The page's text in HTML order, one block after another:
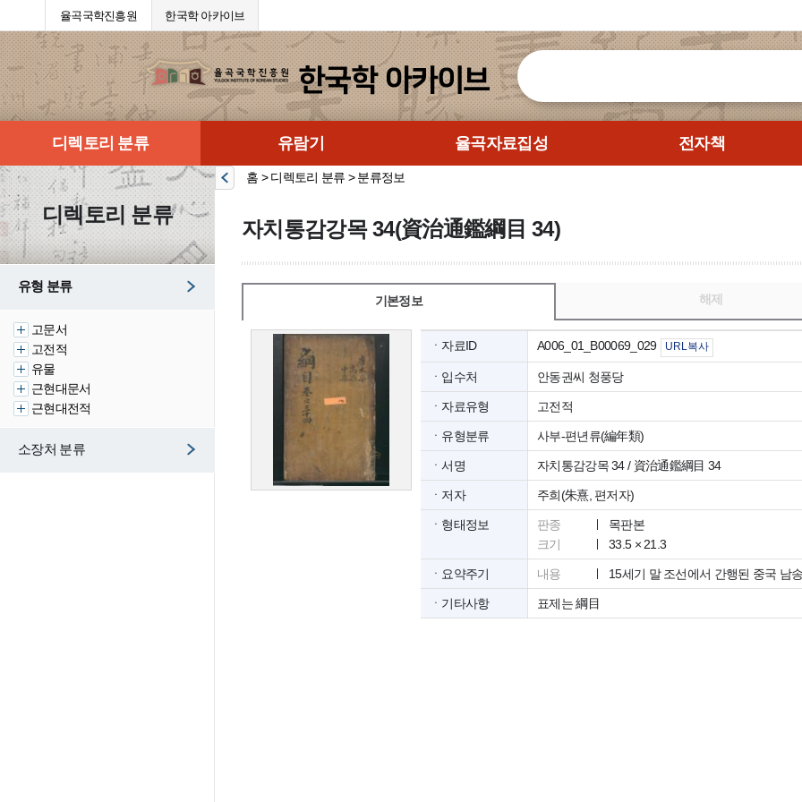
율곡국학진흥원 한국학 아카이브
디렉토리 분류 유람기 율곡자료집성 전자책
디렉토리 분류
유형 분류
고문서
고전적
유물
근현대문서
근현대전적
소장처 분류
홈 > 디렉토리 분류 > 분류정보
자치통감강목 34(資治通鑑綱目 34)
기본정보 해제
ㆍ자료ID A006_01_B00069_029 URL복사
ㆍ입수처 안동권씨 청풍당
ㆍ자료유형 고전적
ㆍ유형분류 사부-편년류(編年類)
ㆍ서명 자치통감강목 34 / 資治通鑑綱目 34
ㆍ저자 주희(朱熹, 편저자)
ㆍ형태정보 판종
목판본
크기
33.5 × 21.3
ㆍ요약주기 내용 15세기 말 조선에서 간행된 중국 남
ㆍ기타사항 표제는 綱目